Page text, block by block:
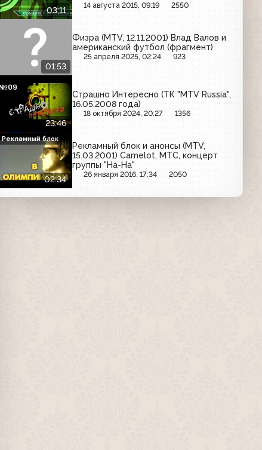
03:11
14 августа 2015, 09:19 2550
01:53
Физра (MTV, 12.11.2001) Влад Валов и
американский футбол (фрагмент)
25 апреля 2025, 02:24 923
23:46
Страшно Интересно (ТК "MTV Russia",
16.05.2008 года)
18 октября 2024, 20:27 1356
02:34
Рекламный блок и анонсы (MTV,
15.03.2001) Camelot, МТС, концерт
группы "На-На"
26 января 2016, 17:34 2050
Рекламный блок